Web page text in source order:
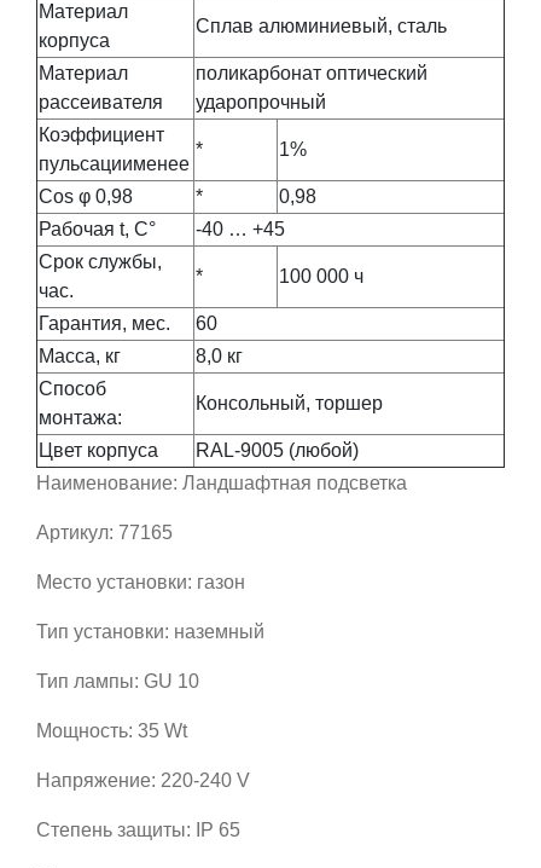
Материал
корпуса
Сплав алюминиевый, сталь
Материал
рассеивателя
поликарбонат оптический
ударопрочный
Коэффициент
пульсациименее
* 1%
Сos φ 0,98 *
0,98
Рабочая t, С°
-40 … +45
Срок службы,
час.
* 100 000 ч
Гарантия, мес.
60
Масса, кг
8,0 кг
Способ
монтажа:
Консольный, торшер
Цвет корпуса
RAL-9005 (любой)
Наименование: Ландшафтная подсветка
Артикул: 77165
Место установки: газон
Тип установки: наземный
Тип лампы: GU 10
Мощность: 35 Wt
Напряжение: 220-240 V
Степень защиты: IP 65